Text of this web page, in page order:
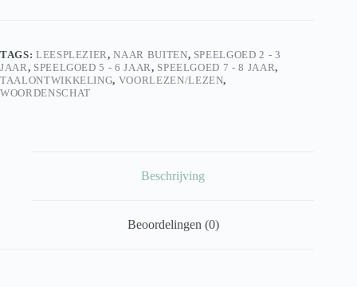
TAGS: LEESPLEZIER,NAAR BUITEN, SPEELGOED 2 - 3
JAAR, SPEELGOED 5 - 6 JAAR, SPEELGOED 7 - 8 JAAR,
TAALONTWIKKELING, VOORLEZEN/LEZEN,
WOORDENSCHAT
Beschrijving
Beoordelingen (0)